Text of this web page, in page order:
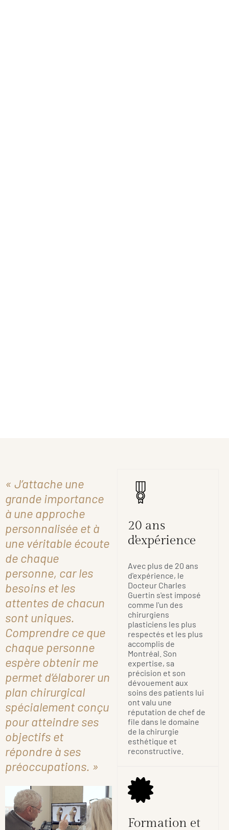
« J’attache une
grande importance
à une approche
personnalisée et à
une véritable écoute
de chaque
personne, car les
besoins et les
attentes de chacun
sont uniques.
Comprendre ce que
chaque personne
espère obtenir me
permet d’élaborer un
plan chirurgical
spécialement conçu
pour atteindre ses
objectifs et
répondre à ses
préoccupations. »
20 ans
d'expérience
Avec plus de 20 ans
d'expérience, le
Docteur Charles
Guertin s'est imposé
comme l'un des
chirurgiens
plasticiens les plus
respectés et les plus
accomplis de
Montréal. Son
expertise, sa
précision et son
dévouement aux
soins des patients lui
ont valu une
réputation de chef de
file dans le domaine
de la chirurgie
esthétique et
reconstructive.
Formation et